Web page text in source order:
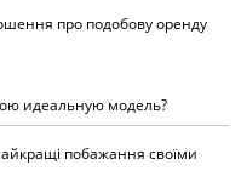
про подобову оренду
идеальную модель?
побажання своїми